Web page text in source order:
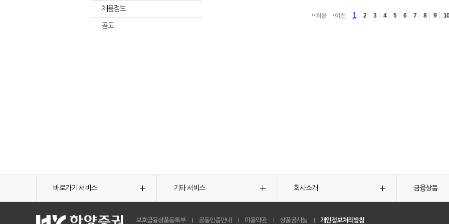
채용정보
공고
처음 이전 1 2 3 4 5 6 7 8 9 10
바로가기 서비스 기타 서비스 회사소개 금융상품
보호금융상품등록부 공동인증안내 이용약관 상품공시실 개인정보처리방침